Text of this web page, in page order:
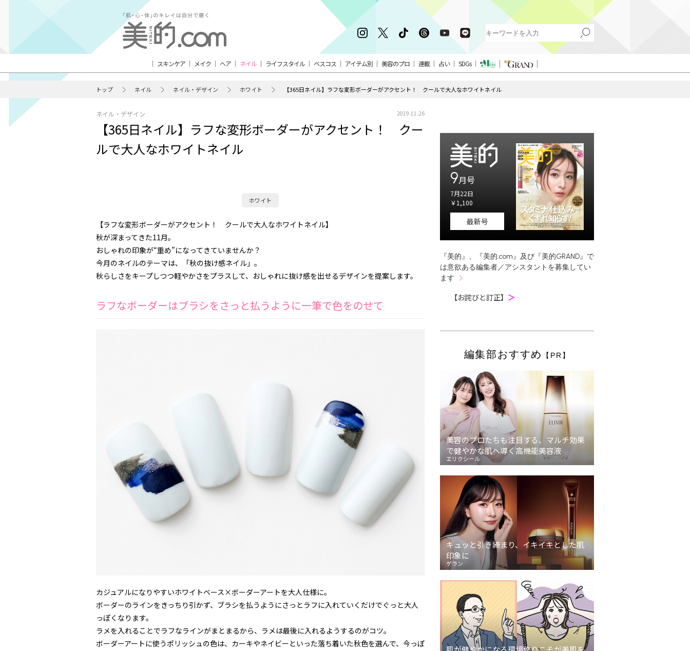
スキンケア メイク ヘア ネイル ライフスタイル ベスコス アイテム別 美容のプロ 連載 占い SDGs
トップ ネイル ネイル・デザイン ホワイト 【365日ネイル】ラフな変形ボーダーがアクセント！ クールで大人なホワイトネイル
ネイル・デザイン 2019.11.26
【365日ネイル】ラフな変形ボーダーがアクセント！ クー
ルで大人なホワイトネイル
ホワイト
【ラフな変形ボーダーがアクセント！ クールで大人なホワイトネイル】
秋が深まってきた11月。
おしゃれの印象が“重め”になってきていませんか？
今月のネイルのテーマは、「秋の抜け感ネイル」。
秋らしさをキープしつつ軽やかさをプラスして、おしゃれに抜け感を出せるデザインを提案します。
ラフなボーダーはブラシをさっと払うように一筆で色をのせて
カジュアルになりやすいホワイトベース×ボーダーアートを大人仕様に。
ボーダーのラインをきっちり引かず、ブラシを払うようにさっとラフに入れていくだけでぐっと大人
っぽくなります。
ラメを入れることでラフなラインがまとまるから、ラメは最後に入れるようするのがコツ。
ボーダーアートに使うポリッシュの色は、カーキやネイビーといった落ち着いた秋色を選んで、今っぽ
9月号
7月22日
￥1,100
最新号
『美的』、『美的.com』及び『美的GRAND』で
は意欲ある編集者／アシスタントを募集してい
ます
【お詫びと訂正】 ＞
編集部おすすめ 【PR】
美容のプロたちも注目する、マルチ効果
で健やかな肌へ導く高機能美容液
エリクシール
キュッと引き締まり、イキイキとした肌
印象に
ゲラン